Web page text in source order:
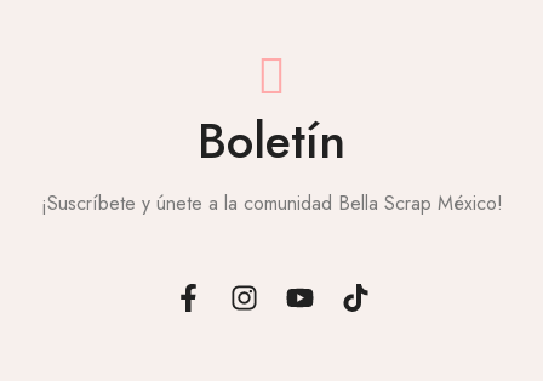
Boletín
¡Suscríbete y únete a la comunidad Bella Scrap México!